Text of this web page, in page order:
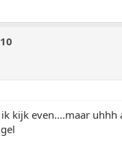
kijk even....maar uhhh